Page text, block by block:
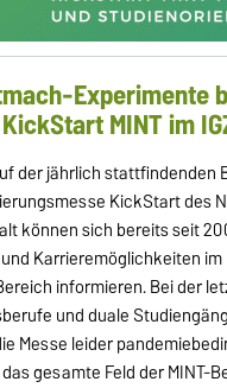
Experimente
MINT im
der jährlich stattfindenden
KickStart des
können sich bereits seit
Karrieremöglichkeiten
informieren. Bei der
und duale
Messe leider
gesamte Feld der MINT-